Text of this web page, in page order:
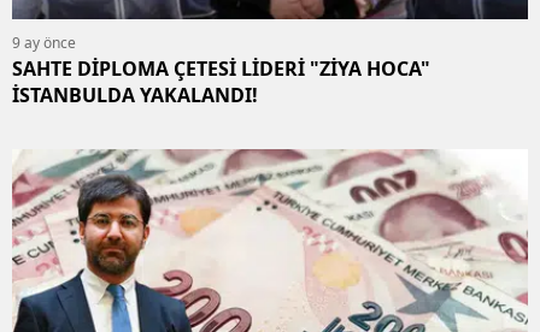
9 ay önce
SAHTE DİPLOMA ÇETESİ LİDERİ "ZİYA HOCA"
İSTANBULDA YAKALANDI!